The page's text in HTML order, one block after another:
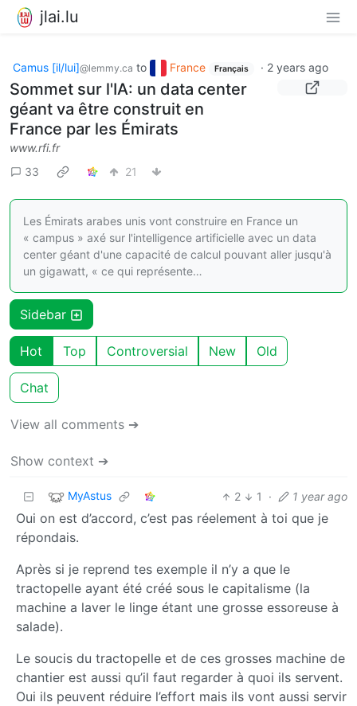
jlai.lu
Camus [il/lui]@lemmy.ca to France Français · 2 years ago
Sommet sur l'IA: un data center
géant va être construit en
France par les Émirats
www.rfi.fr
33
21
Les Émirats arabes unis vont construire en France un
« campus » axé sur l'intelligence artificielle avec un data
center géant d'une capacité de calcul pouvant aller jusqu'à
un gigawatt, « ce qui représente…
Sidebar
Hot Top Controversial New Old
Chat
View all comments ➔
Show context ➔
MyAstus 2 1 · 1 year ago
Oui on est d’accord, c’est pas réelement à toi que je
répondais.
Après si je reprend tes exemple il n’y a que le
tractopelle ayant été créé sous le capitalisme (la
machine a laver le linge étant une grosse essoreuse à
salade).
Le soucis du tractopelle et de ces grosses machine de
chantier est aussi qu’il faut regarder à quoi ils servent.
Oui ils peuvent réduire l’effort mais ils vont aussi servir